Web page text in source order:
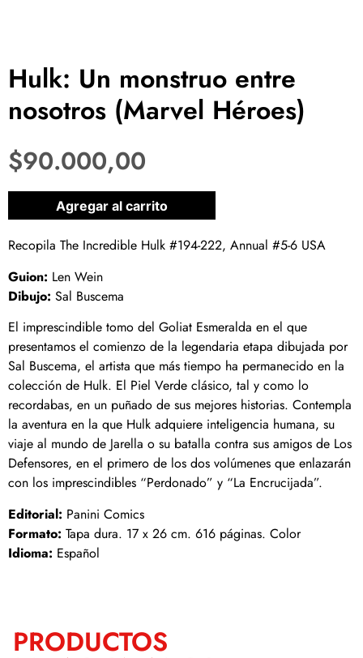
Hulk: Un monstruo entre
nosotros (Marvel Héroes)
$90.000,00
1 disponibles
Agregar al carrito
Recopila The Incredible Hulk #194-222, Annual #5-6 USA
Guion: Len Wein
Dibujo: Sal Buscema
El imprescindible tomo del Goliat Esmeralda en el que
presentamos el comienzo de la legendaria etapa dibujada por
Sal Buscema, el artista que más tiempo ha permanecido en la
colección de Hulk. El Piel Verde clásico, tal y como lo
recordabas, en un puñado de sus mejores historias. Contempla
la aventura en la que Hulk adquiere inteligencia humana, su
viaje al mundo de Jarella o su batalla contra sus amigos de Los
Defensores, en el primero de los dos volúmenes que enlazarán
con los imprescindibles “Perdonado” y “La Encrucijada”.
Editorial: Panini Comics
Formato: Tapa dura. 17 x 26 cm. 616 páginas. Color
Idioma: Español
PRODUCTOS